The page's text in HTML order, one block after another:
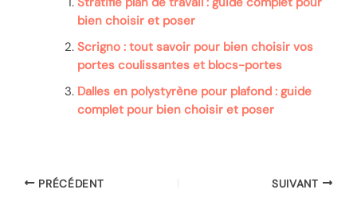
bien choisir et poser
Scrigno : tout savoir pour bien choisir vos
portes coulissantes et blocs-portes
Dalles en polystyrène pour plafond : guide
complet pour bien choisir et poser
PRÉCÉDENT SUIVANT